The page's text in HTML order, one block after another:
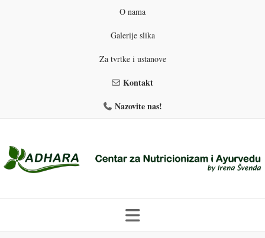
O nama
Galerije slika
Za tvrtke i ustanove
Kontakt
Nazovite nas!